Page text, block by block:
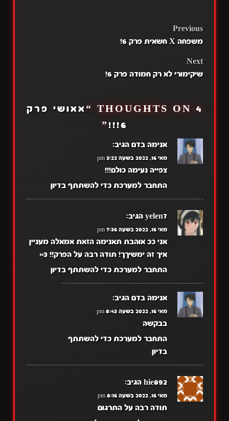
POST
Previous
משפחה X חשאית פרק 6!
Next
שיקימורי לא רק חמודה פרק 6!
4 THOUGHTS ON “
אאושי פרק
6!!!
”
אנימה בדם הגיב:
מאי 16, 2022 בשעה 3:22 pm
צפייה נעימה כולם!!!
התחבר למערכת כדי להשתתף בדיון
yelen7 הגיב:
מאי 16, 2022 בשעה 7:36 pm
אני ככ אוהבת תאנימה הזאת אמאלה מעניין
איך זה ימשיךך! תודה רבה על הפרק!! 3>>
התחבר למערכת כדי להשתתף בדיון
אנימה בדם הגיב:
מאי 16, 2022 בשעה 8:43 pm
בבקשה
התחבר למערכת כדי להשתתף
בדיון
hie892 הגיב:
מאי 16, 2022 בשעה 8:16 pm
תודה רבה על התרגום